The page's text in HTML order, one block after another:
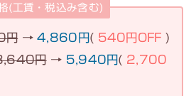
(工賃・税込み含む)
円→4,860円( 540円OFF )
円→ 5,940円( 2,700